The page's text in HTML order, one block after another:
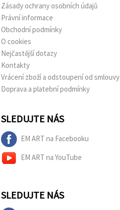
Zásady ochrany osobních údajů
Právní informace
Obchodní podmínky
O cookies
Nejčastější dotazy
Kontakty
Vrácení zboží a odstoupení od smlouvy
Doprava a platební podmínky
SLEDUJTE NÁS
EM ART na Facebooku
EM ART na YouTube
SLEDUJTE NÁS